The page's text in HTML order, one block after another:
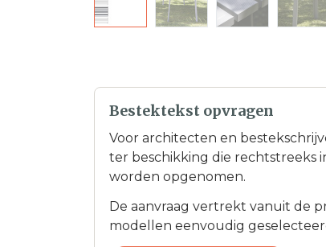
Bestektekst opvragen
Voor architecten en
ter beschikking die rechtstreeks
worden opgenomen.
De aanvraag vertrekt vanuit de
modellen eenvoudig